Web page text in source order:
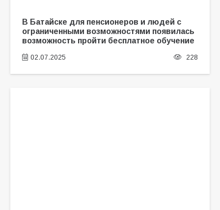
В Батайске для пенсионеров и людей с
ограниченными возможностями появилась
возможность пройти бесплатное обучение
02.07.2025 228